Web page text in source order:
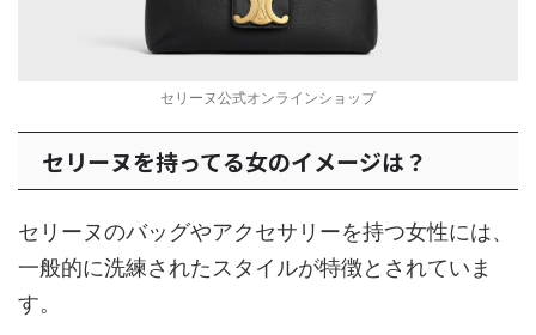
セリーヌ公式オンラインショップ
セリーヌを持ってる女のイメージは？
セリーヌのバッグやアクセサリーを持つ女性には、
一般的に洗練されたスタイルが特徴とされていま
す。